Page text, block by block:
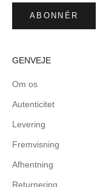
ABONNÉR
GENVEJE
Om os
Autenticitet
Levering
Fremvisning
Afhentning
Returnering